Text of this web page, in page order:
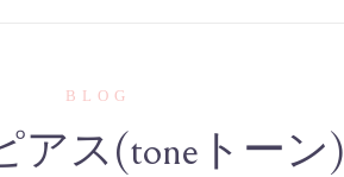
BLOG
アス(toneトーン)